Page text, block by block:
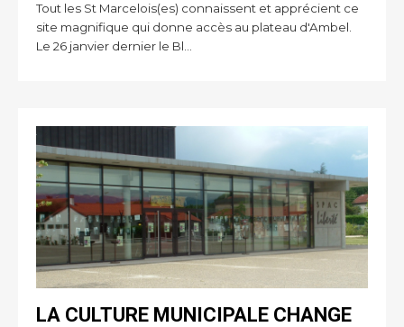
Tout les St Marcelois(es) connaissent et apprécient ce
site magnifique qui donne accès au plateau d'Ambel.
Le 26 janvier dernier le Bl...
LA CULTURE MUNICIPALE CHANGE